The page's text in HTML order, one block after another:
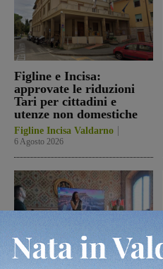
Figline e Incisa:
approvate le riduzioni
Tari per cittadini e
utenze non domestiche
Figline Incisa Valdarno
6 Agosto 2026